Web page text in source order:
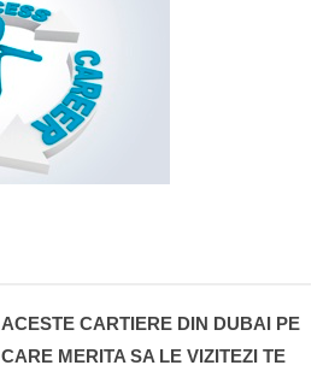
ACESTE CARTIERE DIN DUBAI PE
CARE MERITA SA LE VIZITEZI TE